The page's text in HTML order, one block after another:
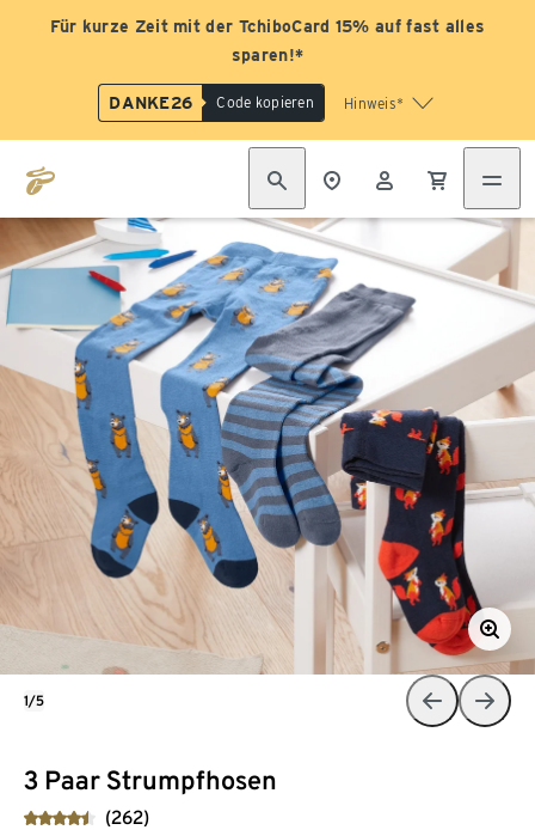
Für kurze Zeit mit der TchiboCard 15% auf fast alles
sparen!*
DANKE26 Code kopieren Hinweis*
3 Paar Strumpfhosen
(262)
1/5